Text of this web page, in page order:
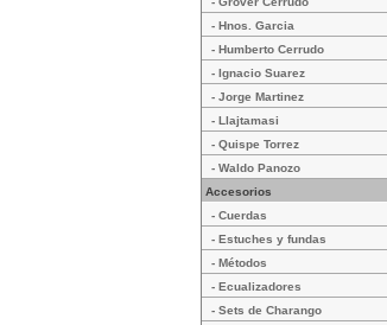
- Hnos. Garcia
- Humberto Cerrudo
- Ignacio Suarez
- Jorge Martinez
- Llajtamasi
- Quispe Torrez
- Waldo Panozo
Accesorios
- Cuerdas
- Estuches y fundas
- Métodos
- Ecualizadores
- Sets de Charango